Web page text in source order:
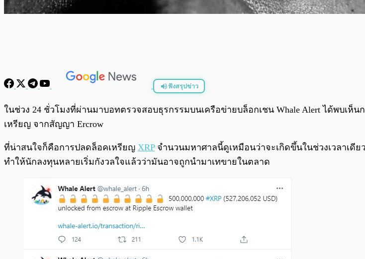
ฟังสรุปข่าว
พร้อมเล่น
ในช่วง 24 ชั่วโมงที่ผ่านมาบอทตรวจสอบธุรกรรมบนเครือข่ายบล็อกเชน Whale Alert ได้พบเห็น
เหรียญ จากสัญญา Ercrow
ที่น่าสนใจก็คือการปลดล็อคเหรียญ XRPจำนวนมหาศาลนี้ดูเหมือนว่าจะเกิดขึ้นในช่วงเวลาเดี
ทำให้นักลงทุนหลายเริ่มกังวลใจแล้วว่ามันอาจถูกนำมาเทขายในตลาด